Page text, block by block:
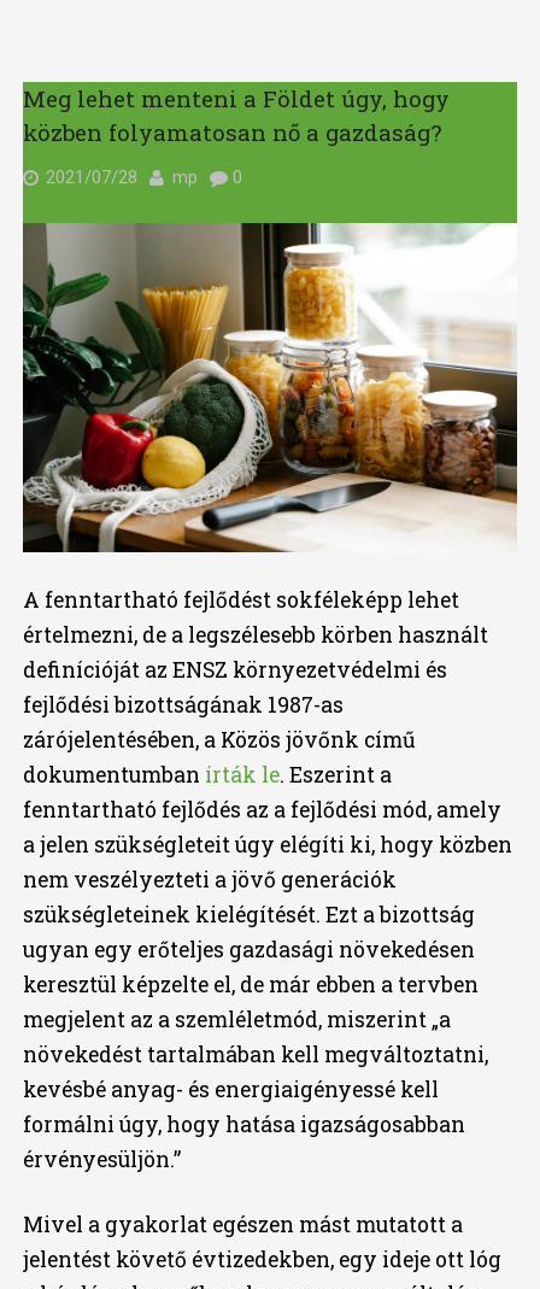
Meg lehet menteni a Földet úgy, hogy
közben folyamatosan nő a gazdaság?
2021/07/28 mp 0
A fenntartható fejlődést sokféleképp lehet
értelmezni, de a legszélesebb körben használt
definícióját az ENSZ környezetvédelmi és
fejlődési bizottságának 1987-as
zárójelentésében, a Közös jövőnk című
dokumentumban írták le. Eszerint a
fenntartható fejlődés az a fejlődési mód, amely
a jelen szükségleteit úgy elégíti ki, hogy közben
nem veszélyezteti a jövő generációk
szükségleteinek kielégítését. Ezt a bizottság
ugyan egy erőteljes gazdasági növekedésen
keresztül képzelte el, de már ebben a tervben
megjelent az a szemléletmód, miszerint „a
növekedést tartalmában kell megváltoztatni,
kevésbé anyag- és energiaigényessé kell
formálni úgy, hogy hatása igazságosabban
érvényesüljön.”
Mivel a gyakorlat egészen mást mutatott a
jelentést követő évtizedekben, egy ideje ott lóg